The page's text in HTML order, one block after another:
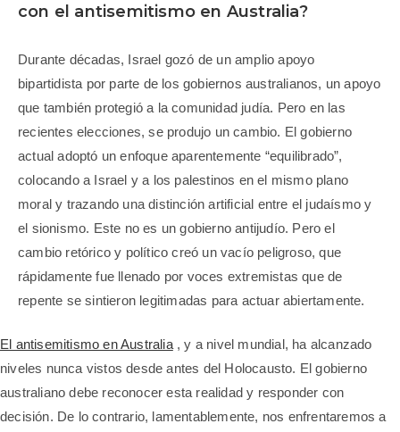
con el antisemitismo en Australia?
Durante décadas, Israel gozó de un amplio apoyo
bipartidista por parte de los gobiernos australianos, un apoyo
que también protegió a la comunidad judía. Pero en las
recientes elecciones, se produjo un cambio. El gobierno
actual adoptó un enfoque aparentemente “equilibrado”,
colocando a Israel y a los palestinos en el mismo plano
moral y trazando una distinción artificial entre el judaísmo y
el sionismo. Este no es un gobierno antijudío. Pero el
cambio retórico y político creó un vacío peligroso, que
rápidamente fue llenado por voces extremistas que de
repente se sintieron legitimadas para actuar abiertamente.
El antisemitismo en Australia, y a nivel mundial, ha alcanzado
niveles nunca vistos desde antes del Holocausto. El gobierno
australiano debe reconocer esta realidad y responder con
decisión. De lo contrario, lamentablemente, nos enfrentaremos a